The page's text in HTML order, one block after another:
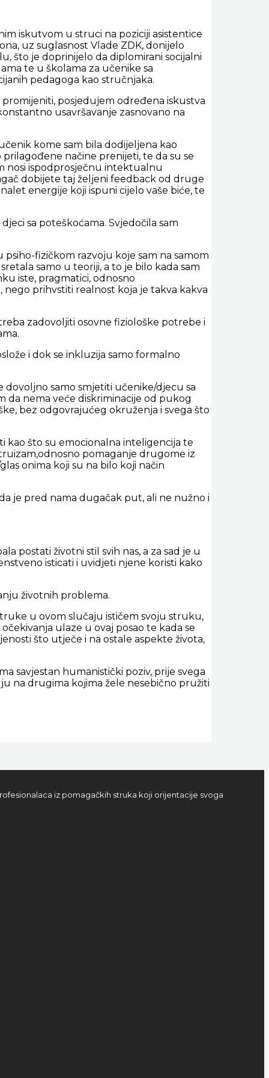
iskutvom u struci na poziciji asistentice
uz suglasnost Vlade ZDK, donijelo
što je doprinijelo da diplomirani socijalni
te u školama za učenike sa
pedagoga kao stručnjaka.
posjedujem određena iskustva
usavršavanje zasnovano na
kome sam bila dodijeljena kao
načine prenijeti, te da su se
nosi ispodprosječnu intektualnu
dobijete taj željeni feedback od druge
energije koji ispuni cijelo vaše biće, te
sa poteškoćama. Svjedočila sam
fizičkom razvoju koje sam na samom
samo u teoriji, a to je bilo kada sam
iste, pragmatici, odnosno
prihvstiti realnost koja je takva kakva
zadovoljiti osovne fiziološke potrebe i
i dok se inkluzija samo formalno
samo smjetiti učenike/djecu sa
da nema veće diskriminacije od pukog
bez odgovrajućeg okruženja i svega što
kao što su emocionalna inteligencija te
pomaganje drugome iz
onima koji su na bilo koji način
je pred nama dugačak put, ali ne nužno i
postati životni stil svih nas, a za sad je u
isticati i uvidjeti njene koristi kako
životnih problema.
u ovom slučaju ističem svoju struku,
ulaze u ovaj posao te kada se
što utječe i na ostale aspekte života,
savjestan humanistički poziv, prije svega
na drugima kojima žele nesebično pružiti
iz pomagačkih struka koji orijentacije svoga